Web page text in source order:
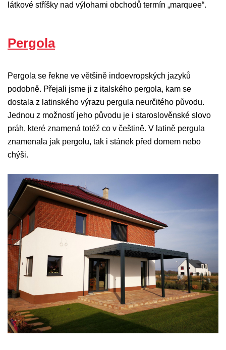
látkové stříšky nad výlohami obchodů termín „marquee“.
Pergola
Pergola se řekne ve většině indoevropských jazyků
podobně. Přejali jsme ji z italského pergola, kam se
dostala z latinského výrazu pergula neurčitého původu.
Jednou z možností jeho původu je i staroslověnské slovo
práh, které znamená totéž co v češtině. V latině pergula
znamenala jak pergolu, tak i stánek před domem nebo
chýši.